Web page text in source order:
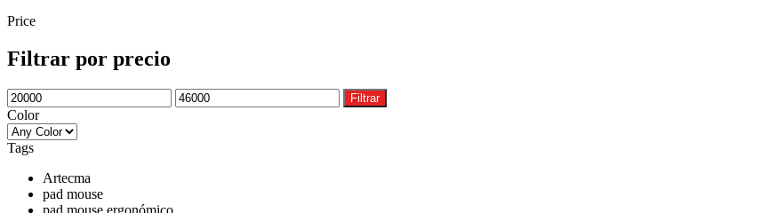
Price
Filtrar por precio
Filtrar
Color
Tags
Artecma
pad mouse
pad mouse ergonómico